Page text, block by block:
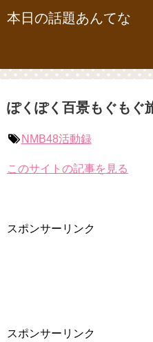
本日の話題あんてな
ぽくぽく百景もぐも
NMB48活動録
このサイトの記事を見る
スポンサーリンク
スポンサーリンク